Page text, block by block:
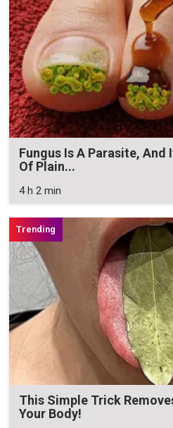
Fungus Is A Parasite, And
Of Plain...
4 h 2 min
This Simple Trick
Your Body!